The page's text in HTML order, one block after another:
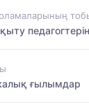
ғылымдар